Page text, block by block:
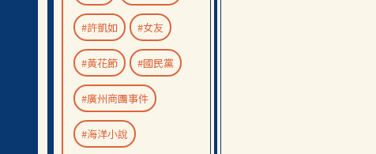
#許凱如 #女友
#黃花節 #國民黨
#廣州商團事件
#海洋小說